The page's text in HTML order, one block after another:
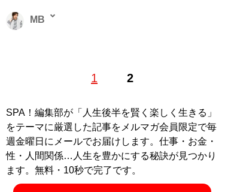
1 2
MB
MBの偏愛ブランド図鑑 』『
『幸服論――人生は服で簡単に変えられる
』など関連書
籍が累計200万部を突破。ブログ「
Knower Mag現役メ
ンズバイヤーが伝えるオシャレになる方法」、ユーチュ
ーブ「 MBチャンネル
」も話題に。年間の被服費は1000
万円超！ （Xアカウント: @MBKnowerMag ）
SPA！編集部が「人生後半を賢く楽しく生きる」
をテーマに厳選した記事をメルマガ会員限定で毎
週金曜日にメールでお届けします。仕事・お金・
性・人間関係…人生を豊かにする秘訣が見つかり
ます。無料・10秒で完了です。